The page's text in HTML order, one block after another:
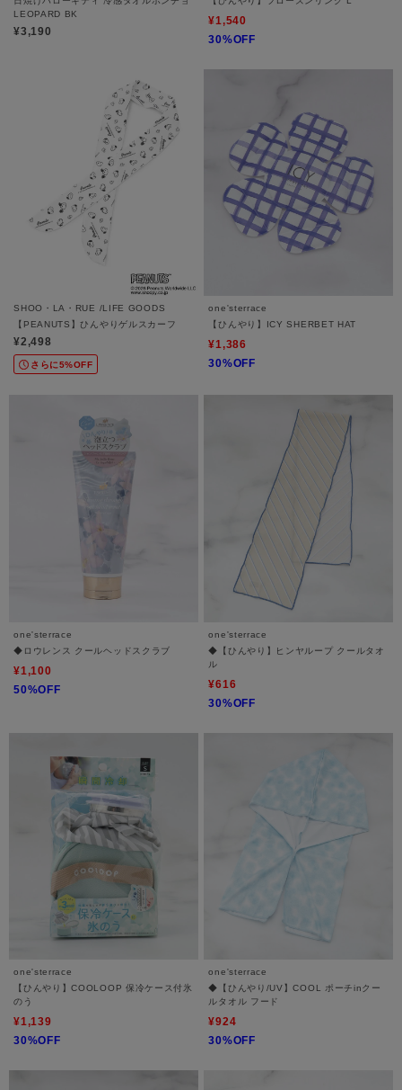
LEOPARD BK
¥3,190
¥1,540
30%OFF
SHOO・LA・RUE /LIFE GOODS
【PEANUTS】ひんやりゲルスカーフ
¥2,498
さらに5%OFF
one'sterrace
【ひんやり】ICY SHERBET HAT
¥1,386
30%OFF
one'sterrace
◆ロウレンス クールヘッドスクラブ
¥1,100
50%OFF
one'sterrace
◆【ひんやり】ヒンヤループ クールタオ
ル
¥616
30%OFF
one'sterrace
【ひんやり】COOLOOP 保冷ケース付氷
のう
¥1,139
30%OFF
one'sterrace
◆【ひんやり/UV】COOL ポーチinクー
ルタオル フード
¥924
30%OFF